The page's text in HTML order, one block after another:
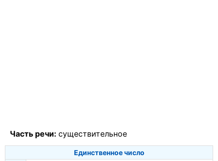
Часть речи: существительное
Единственное число